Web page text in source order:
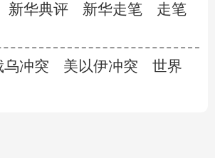
新华典评 新华走笔
走笔
乌冲突 美以伊冲突
世界